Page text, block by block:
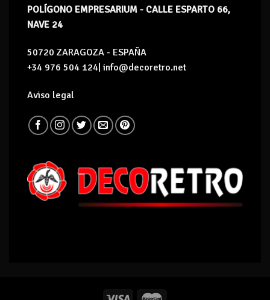
POLÍGONO EMPRESARIUM - CALLE ESPARTO 66,
NAVE 24
50720 ZARAGOZA - ESPAÑA
+34 976 504 124| info@decoretro.net
Aviso legal